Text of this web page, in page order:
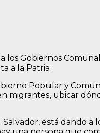
los Gobiernos
a la Patria.
Popular y
migrantes, ubicar
está dando a